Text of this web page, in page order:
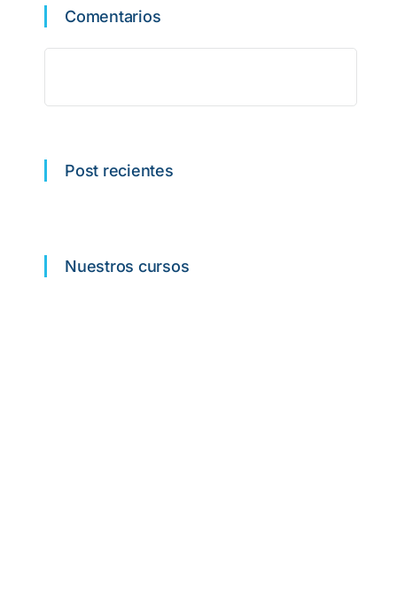
Comentarios
Post recientes
Nuestros cursos